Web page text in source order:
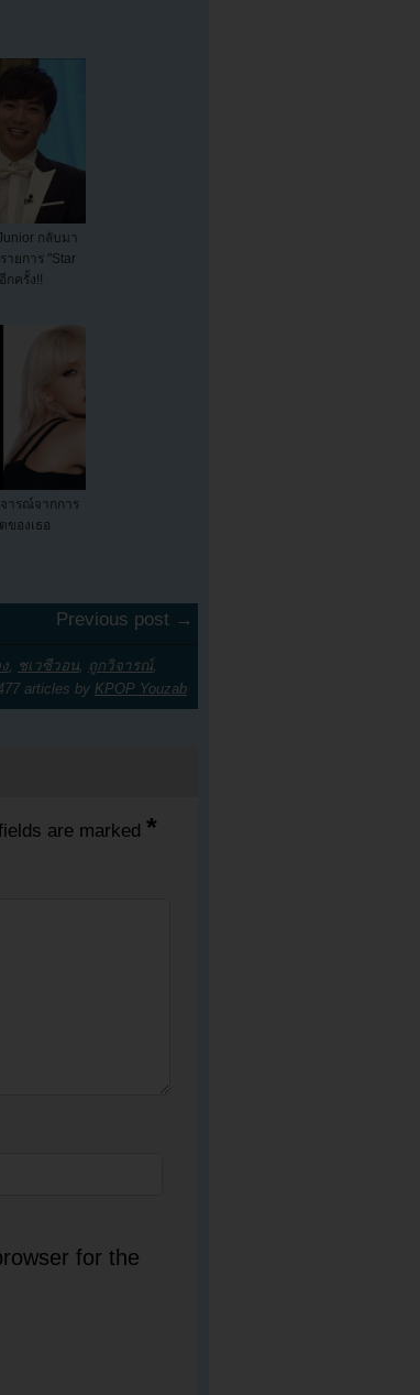
กลับมา
ายการ "Star
กครั้ง!!
ารณ์จากการ
ของเธอ
Previous post →
, ชเวซีวอน, ถูกวิจารณ์,
articles by KPOP Youzab
are marked *
for the